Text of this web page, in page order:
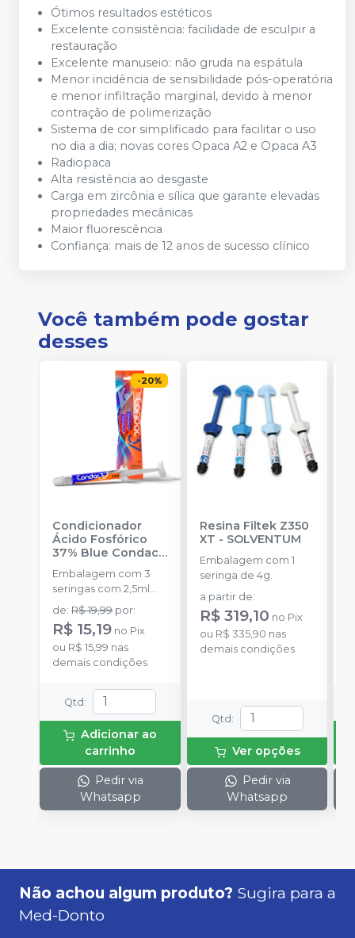
Ótimos resultados estéticos
Excelente consistência: facilidade de esculpir a
restauração
Excelente manuseio: não gruda na espátula
Menor incidência de sensibilidade pós-operatória
e menor infiltração marginal, devido à menor
contração de polimerização
Sistema de cor simplificado para facilitar o uso
no dia a dia; novas cores Opaca A2 e Opaca A3
Radiopaca
Alta resistência ao desgaste
Carga em zircônia e sílica que garante elevadas
propriedades mecânicas
Maior fluorescência
Confiança: mais de 12 anos de sucesso clínico
Você também pode gostar
desses
-20%
Condicionador
Ácido Fosfórico
37% Blue Condac-
FGM
Embalagem com 3
seringas com 2,5ml
cada uma e 3
ponteiras para
aplicação.
de:R$ 19,99 por:
R$ 15,19 no Pix
ou R$ 15,99 nas
demais condições
Qtd :
Adicionar ao
carrinho
Pedir via
Whatsapp
Resina Filtek Z350
XT - SOLVENTUM
Embalagem com 1
seringa de 4g.
a partir de:
R$ 319,10 no Pix
ou R$ 335,90 nas
demais condições
Qtd :
Ver opções
Pedir via
Whatsapp
Não achou algum produto? Sugira para a
Med-Donto